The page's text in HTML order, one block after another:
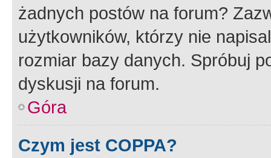
żadnych postów na forum?
użytkowników, którzy nie
rozmiar bazy danych. Spróbuj
dyskusji na forum.
Góra
Czym jest COPPA?